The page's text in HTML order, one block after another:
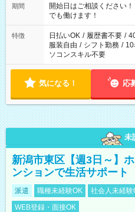
せん ※法令に基づき、週
象となります ※労働者派
り、短時間・短期間の就
期間
開始日はご相談くださ
でも働けます！
特徴 日払いOK / 履歴書不要 /
服装自由 / シフト勤務 /
ソコンスキル不要
気になる！ 応
未
新潟市東区【週3日～】
ンションで生活サポート
派遣 職種未経験OK 社会人未経験
WEB登録・面接OK